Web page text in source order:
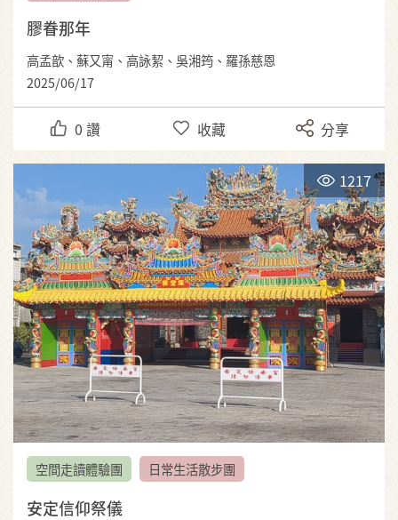
膠眷那年
高孟歆、蘇又甯、高詠絜、吳湘筠、羅孫慈恩
2025/06/17
0 讚 收藏 分享
1217
空間走讀體驗團 日常生活散步團
安定信仰祭儀